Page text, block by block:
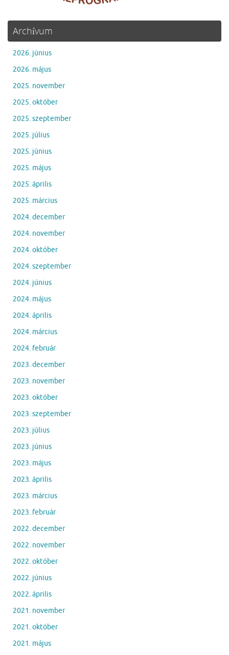
Archívum
2026. június
2026. május
2025. november
2025. október
2025. szeptember
2025. július
2025. június
2025. május
2025. április
2025. március
2024. december
2024. november
2024. október
2024. szeptember
2024. június
2024. május
2024. április
2024. március
2024. február
2023. december
2023. november
2023. október
2023. szeptember
2023. július
2023. június
2023. május
2023. április
2023. március
2023. február
2022. december
2022. november
2022. október
2022. június
2022. április
2021. november
2021. október
2021. május